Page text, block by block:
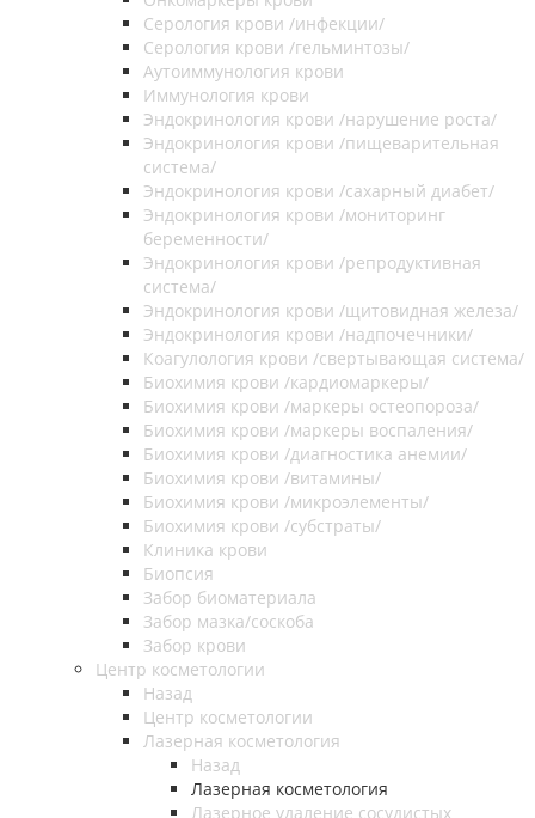
Серология крови /инфекции/
Серология крови /гельминтозы/
Аутоиммунология крови
Иммунология крови
Эндокринология крови /нарушение роста/
Эндокринология крови /пищеварительная
система/
Эндокринология крови /сахарный диабет/
Эндокринология крови /мониторинг
беременности/
Эндокринология крови /репродуктивная
система/
Эндокринология крови /щитовидная железа/
Эндокринология крови /надпочечники/
Коагулология крови /свертывающая система/
Биохимия крови /кардиомаркеры/
Биохимия крови /маркеры остеопороза/
Биохимия крови /маркеры воспаления/
Биохимия крови /диагностика анемии/
Биохимия крови /витамины/
Биохимия крови /микроэлементы/
Биохимия крови /субстраты/
Клиника крови
Биопсия
Забор биоматериала
Забор мазка/соскоба
Забор крови
Центр косметологии
Назад
Центр косметологии
Лазерная косметология
Назад
Лазерная косметология
Лазерное удаление сосудистых